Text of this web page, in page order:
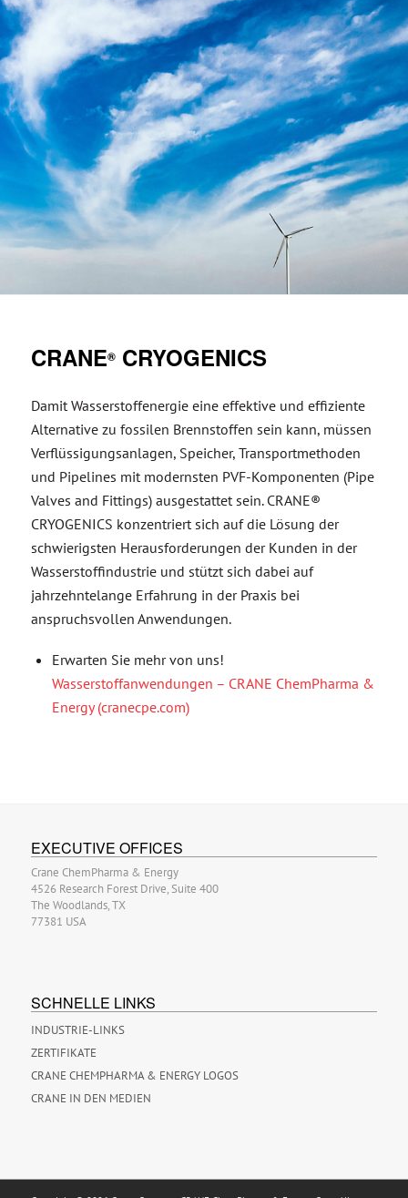
CRANE®CRYOGENICS
Damit Wasserstoffenergie eine effektive und effiziente
Alternative zu fossilen Brennstoffen sein kann, müssen
Verflüssigungsanlagen, Speicher, Transportmethoden
und Pipelines mit modernsten PVF-Komponenten (Pipe
Valves and Fittings) ausgestattet sein. CRANE®
CRYOGENICS konzentriert sich auf die Lösung der
schwierigsten Herausforderungen der Kunden in der
Wasserstoffindustrie und stützt sich dabei auf
jahrzehntelange Erfahrung in der Praxis bei
anspruchsvollen Anwendungen.
Erwarten Sie mehr von uns!
Wasserstoffanwendungen – CRANE ChemPharma &
Energy (cranecpe.com)
EXECUTIVE OFFICES
Crane ChemPharma & Energy
4526 Research Forest Drive, Suite 400
The Woodlands, TX
77381 USA
SCHNELLE LINKS
INDUSTRIE-LINKS
ZERTIFIKATE
CRANE CHEMPHARMA & ENERGY LOGOS
CRANE IN DEN MEDIEN